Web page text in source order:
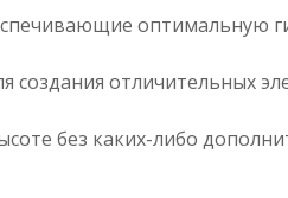
оптимальную
отличительных
без каких-либо